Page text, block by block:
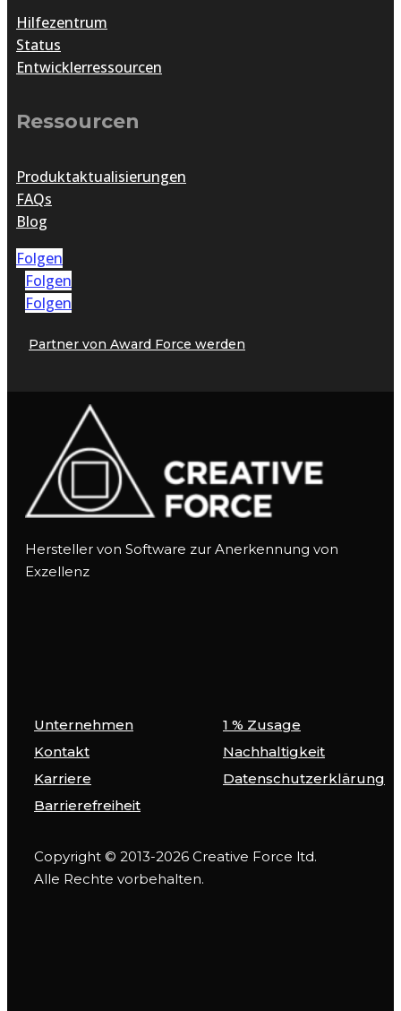
Hilfezentrum
Status
Entwicklerressourcen
Ressourcen
Produktaktualisierungen
FAQs
Blog
Folgen
Folgen
Folgen
Partner von Award Force werden
Hersteller von Software zur Anerkennung von
Exzellenz
Unternehmen
1 % Zusage
Kontakt
Nachhaltigkeit
Karriere
Datenschutzerklärung
Barrierefreiheit
Copyright © 2013-2026 Creative Force ltd.
Alle Rechte vorbehalten.